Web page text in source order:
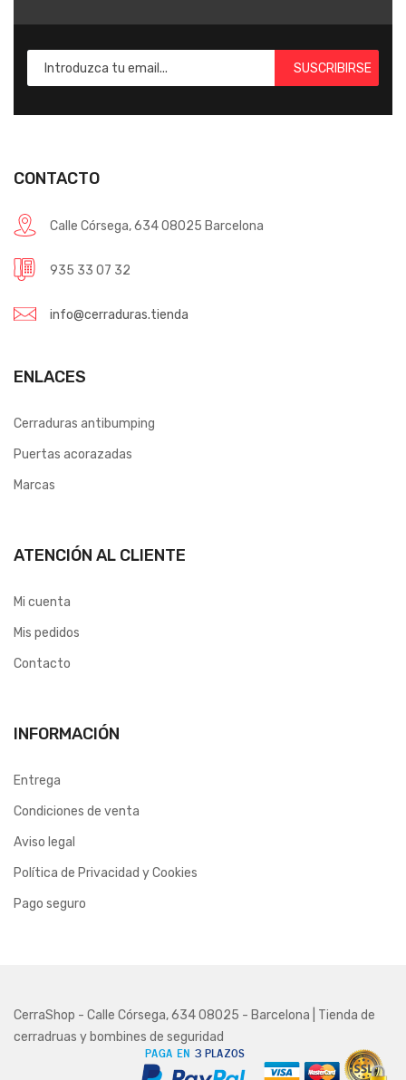
SUSCRIBIRSE
CONTACTO
Calle Córsega, 634 08025 Barcelona
935 33 07 32
info@cerraduras.tienda
ENLACES
Cerraduras antibumping
Puertas acorazadas
Marcas
ATENCIÓN AL CLIENTE
Mi cuenta
Mis pedidos
Contacto
INFORMACIÓN
Entrega
Condiciones de venta
Aviso legal
Política de Privacidad y Cookies
Pago seguro
CerraShop - Calle Córsega, 634 08025 - Barcelona | Tienda de
cerradruas y bombines de seguridad